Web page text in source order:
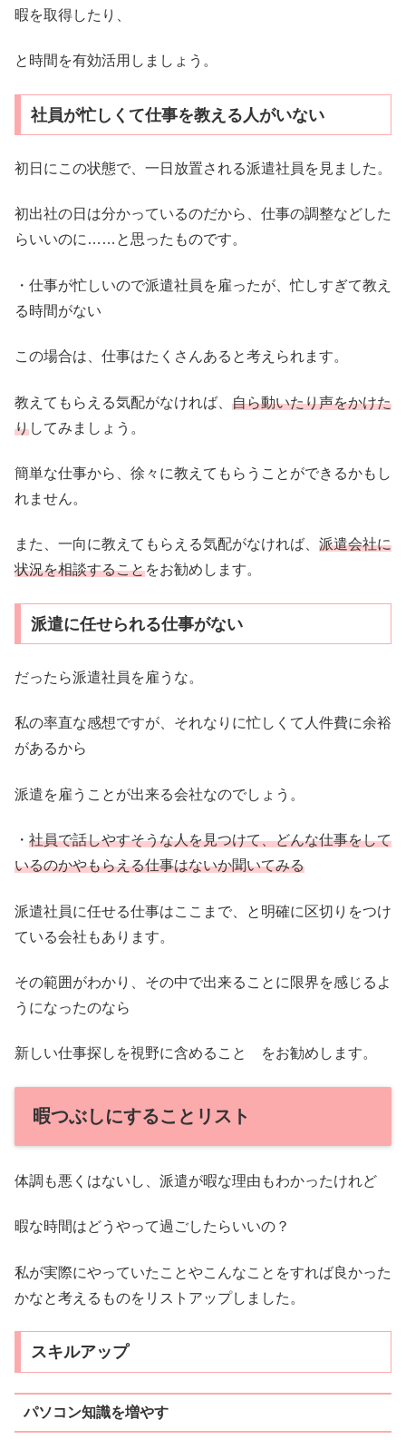
暇を取得したり、
と時間を有効活用しましょう。
社員が忙しくて仕事を教える人がいない
初日にこの状態で、一日放置される派遣社員を見ました。
初出社の日は分かっているのだから、仕事の調整などした
らいいのに……と思ったものです。
・仕事が忙しいので派遣社員を雇ったが、忙しすぎて教え
る時間がない
この場合は、仕事はたくさんあると考えられます。
教えてもらえる気配がなければ、 自ら動いたり声をかけた
りしてみましょう。
簡単な仕事から、徐々に教えてもらうことができるかもし
れません。
また、一向に教えてもらえる気配がなければ、 派遣会社に
状況を相談することをお勧めします。
派遣に任せられる仕事がない
だったら派遣社員を雇うな。
私の率直な感想ですが、それなりに忙しくて人件費に余裕
があるから
派遣を雇うことが出来る会社なのでしょう。
・ 社員で話しやすそうな人を見つけて、どんな仕事をして
いるのかやもらえる仕事はないか聞いてみる
派遣社員に任せる仕事はここまで、と明確に区切りをつけ
ている会社もあります。
その範囲がわかり、その中で出来ることに限界を感じるよ
うになったのなら
新しい仕事探しを視野に含めること をお勧めします。
暇つぶしにすることリスト
体調も悪くはないし、派遣が暇な理由もわかったけれど
暇な時間はどうやって過ごしたらいいの？
私が実際にやっていたことやこんなことをすれば良かった
かなと考えるものをリストアップしました。
スキルアップ
パソコン知識を増やす